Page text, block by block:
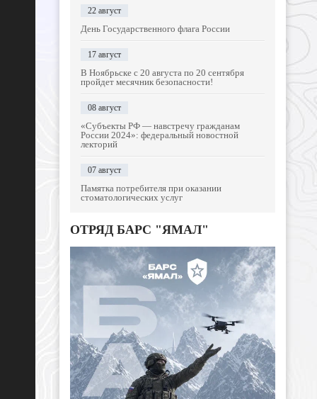
22 август
День Государственного флага России
17 август
В Ноябрьске с 20 августа по 20 сентября
пройдет месячник безопасности!
08 август
«Субъекты РФ — навстречу гражданам
России 2024»: федеральный новостной
лекторий
07 август
Памятка потребителя при оказании
стоматологических услуг
ОТРЯД БАРС "ЯМАЛ"